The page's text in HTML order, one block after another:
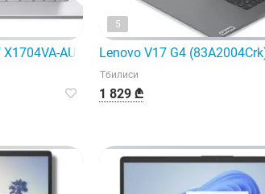
AU971 | Core 5 120U | 16 ГБ
5
Lenovo V17 G4
Тбилиси
1 829 ₾